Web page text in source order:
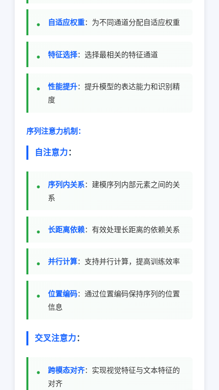
自适应权重：为不同通道分配自适应权重
特征选择：选择最相关的特征通道
性能提升：提升模型的表达能力和识别精
度
序列注意力机制：
自注意力 ：
序列内关系：建模序列内部元素之间的关
系
长距离依赖：有效处理长距离的依赖关系
并行计算：支持并行计算，提高训练效率
位置编码：通过位置编码保持序列的位置
信息
交叉注意力 ：
跨模态对齐：实现视觉特征与文本特征的
对齐